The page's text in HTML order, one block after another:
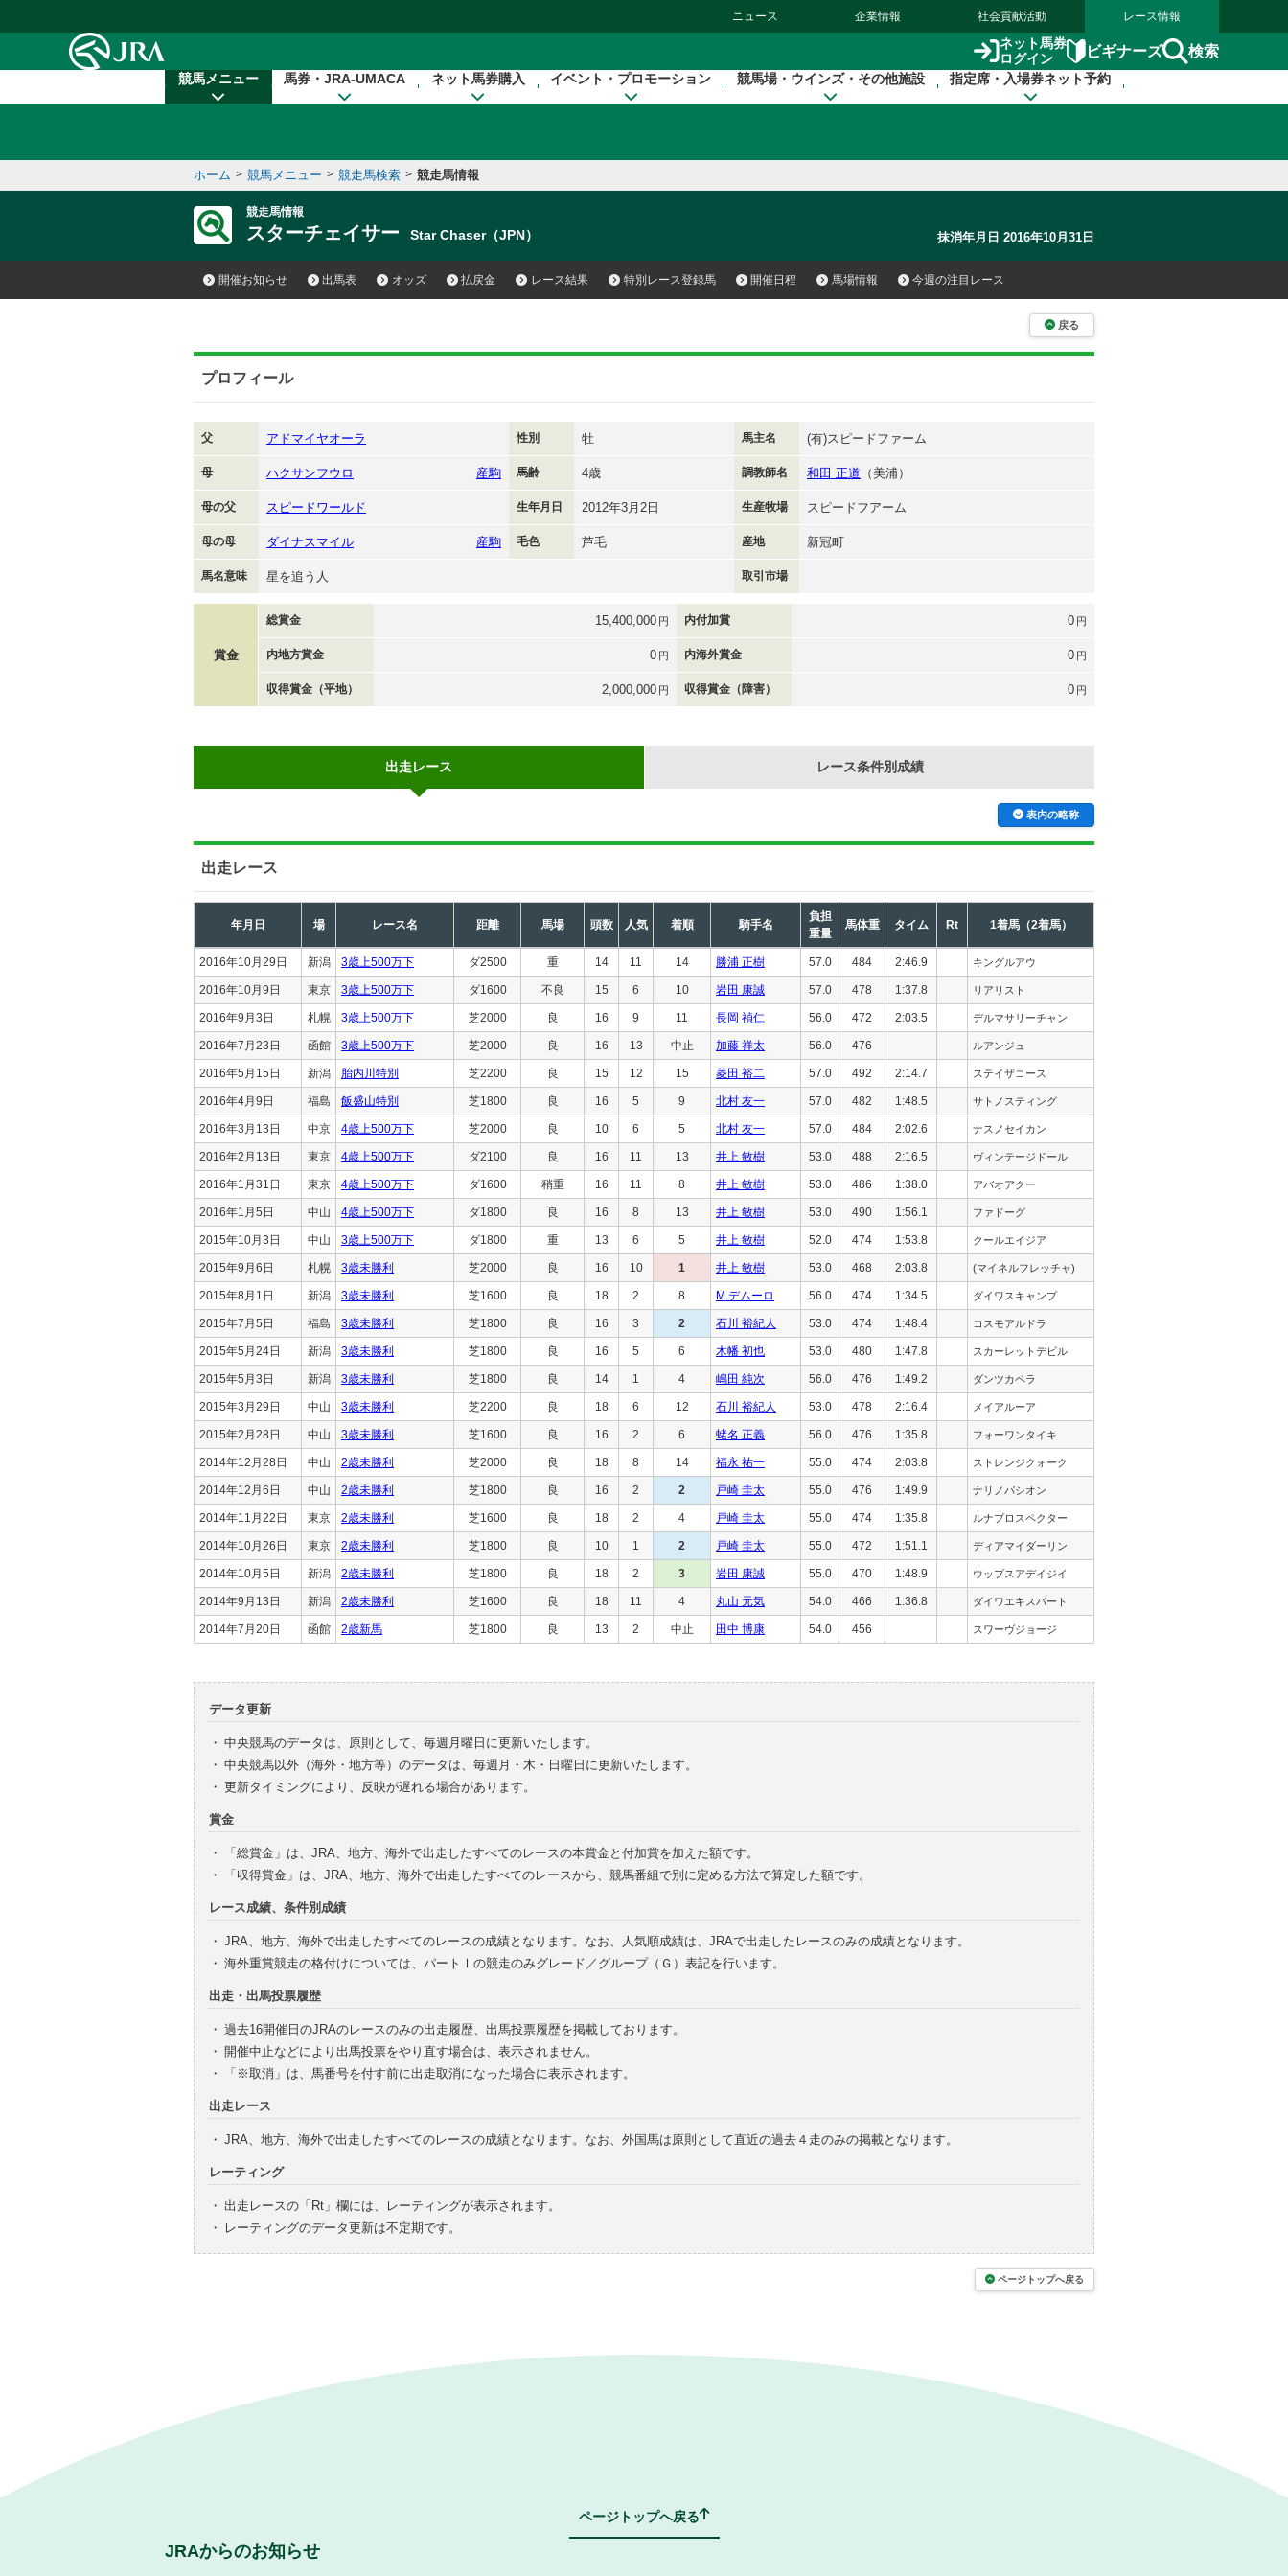
ニュース 企業情報 社会貢献活動 レース情報
ネット馬券
ログイン
ビギナーズ 検索
競馬メニュー 馬券・JRA-UMACA ネット馬券購入 イベント・プロモーション 競馬場・ウインズ・その他施設 指定席・入場券ネット予約
ホーム > 競馬メニュー > 競走馬検索 > 競走馬情報
競走馬情報
スターチェイサー Star Chaser（JPN） 抹消年月日 2016年10月31日
開催お知らせ 出馬表 オッズ 払戻金 レース結果 特別レース登録馬 開催日程 馬場情報 今週の注目レース
戻る
プロフィール
父 アドマイヤオーラ 性別 牡 馬主名 (有)スピードファーム
母 ハクサンフウロ 産駒 馬齢 4歳 調教師名 和田 正道 （美浦）
母の父 スピードワールド 生年月日 2012年3月2日 生産牧場 スピードフアーム
母の母 ダイナスマイル 産駒 毛色 芦毛 産地 新冠町
馬名意味 星を追う人 取引市場
賞金
総賞金 15,400,000 円 内付加賞 0 円
内地方賞金 0 円 内海外賞金 0 円
収得賞金（平地） 2,000,000 円 収得賞金（障害） 0 円
出走レース レース条件別成績
表内の略称
出走レース
年月日 場 レース名 距離 馬場 頭数 人気 着順 騎手名
負担
重量
馬体重 タイム Rt 1着馬（2着馬）
2016年10月29日 新潟 3歳上500万下 ダ2500 重 14 11 14 勝浦 正樹 57.0 484 2:46.9 キングルアウ
2016年10月9日 東京 3歳上500万下 ダ1600 不良 15 6 10 岩田 康誠 57.0 478 1:37.8 リアリスト
2016年9月3日 札幌 3歳上500万下 芝2000 良 16 9 11 長岡 禎仁 56.0 472 2:03.5 デルマサリーチャン
2016年7月23日 函館 3歳上500万下 芝2000 良 16 13 中止 加藤 祥太 56.0 476 ルアンジュ
2016年5月15日 新潟 胎内川特別 芝2200 良 15 12 15 菱田 裕二 57.0 492 2:14.7 ステイザコース
2016年4月9日 福島 飯盛山特別 芝1800 良 16 5 9 北村 友一 57.0 482 1:48.5 サトノスティング
2016年3月13日 中京 4歳上500万下 芝2000 良 10 6 5 北村 友一 57.0 484 2:02.6 ナスノセイカン
2016年2月13日 東京 4歳上500万下 ダ2100 良 16 11 13 井上 敏樹 53.0 488 2:16.5 ヴィンテージドール
2016年1月31日 東京 4歳上500万下 ダ1600 稍重 16 11 8 井上 敏樹 53.0 486 1:38.0 アバオアクー
2016年1月5日 中山 4歳上500万下 ダ1800 良 16 8 13 井上 敏樹 53.0 490 1:56.1 ファドーグ
2015年10月3日 中山 3歳上500万下 ダ1800 重 13 6 5 井上 敏樹 52.0 474 1:53.8 クールエイジア
2015年9月6日 札幌 3歳未勝利 芝2000 良 16 10 1 井上 敏樹 53.0 468 2:03.8 (マイネルフレッチャ)
2015年8月1日 新潟 3歳未勝利 芝1600 良 18 2 8 M.デムーロ 56.0 474 1:34.5 ダイワスキャンプ
2015年7月5日 福島 3歳未勝利 芝1800 良 16 3 2 石川 裕紀人 53.0 474 1:48.4 コスモアルドラ
2015年5月24日 新潟 3歳未勝利 芝1800 良 16 5 6 木幡 初也 53.0 480 1:47.8 スカーレットデビル
2015年5月3日 新潟 3歳未勝利 芝1800 良 14 1 4 嶋田 純次 56.0 476 1:49.2 ダンツカペラ
2015年3月29日 中山 3歳未勝利 芝2200 良 18 6 12 石川 裕紀人 53.0 478 2:16.4 メイアルーア
2015年2月28日 中山 3歳未勝利 芝1600 良 16 2 6 蛯名 正義 56.0 476 1:35.8 フォーワンタイキ
2014年12月28日 中山 2歳未勝利 芝2000 良 18 8 14 福永 祐一 55.0 474 2:03.8 ストレンジクォーク
2014年12月6日 中山 2歳未勝利 芝1800 良 16 2 2 戸崎 圭太 55.0 476 1:49.9 ナリノパシオン
2014年11月22日 東京 2歳未勝利 芝1600 良 18 2 4 戸崎 圭太 55.0 474 1:35.8 ルナプロスペクター
2014年10月26日 東京 2歳未勝利 芝1800 良 10 1 2 戸崎 圭太 55.0 472 1:51.1 ディアマイダーリン
2014年10月5日 新潟 2歳未勝利 芝1800 良 18 2 3 岩田 康誠 55.0 470 1:48.9 ウップスアデイジイ
2014年9月13日 新潟 2歳未勝利 芝1600 良 18 11 4 丸山 元気 54.0 466 1:36.8 ダイワエキスパート
2014年7月20日 函館 2歳新馬 芝1800 良 13 2 中止 田中 博康 54.0 456 スワーヴジョージ
データ更新
・ 中央競馬のデータは、原則として、毎週月曜日に更新いたします。
・ 中央競馬以外（海外・地方等）のデータは、毎週月・木・日曜日に更新いたします。
・ 更新タイミングにより、反映が遅れる場合があります。
賞金
・
「総賞金」は、JRA、地方、海外で出走したすべてのレースの本賞金と付加賞を加えた額です。
・
「収得賞金」は、JRA、地方、海外で出走したすべてのレースから、競馬番組で別に定める方法で算定した額です。
レース成績、条件別成績
・ JRA、地方、海外で出走したすべてのレースの成績となります。なお、人気順成績は、JRAで出走したレースのみの成績となります。
・ 海外重賞競走の格付けについては、パートⅠの競走のみグレード／グループ（Ｇ）表記を行います。
出走・出馬投票履歴
・ 過去16開催日のJRAのレースのみの出走履歴、出馬投票履歴を掲載しております。
・ 開催中止などにより出馬投票をやり直す場合は、表示されません。
・
「※取消」は、馬番号を付す前に出走取消になった場合に表示されます。
出走レース
・ JRA、地方、海外で出走したすべてのレースの成績となります。なお、外国馬は原則として直近の過去４走のみの掲載となります。
レーティング
・ 出走レースの「Rt」欄には、レーティングが表示されます。
・
レーティングのデータ更新は不定期です。
ページトップへ戻る
ページトップへ戻る
JRAからのお知らせ